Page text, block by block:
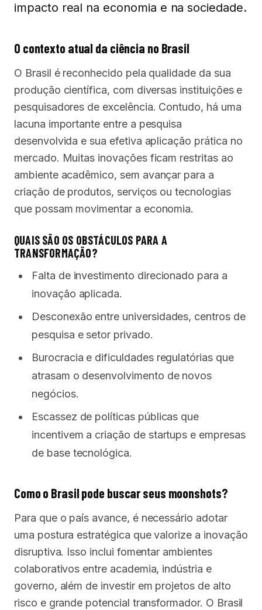
impacto real na economia e na sociedade.
O contexto atual da ciência no Brasil
O Brasil é reconhecido pela qualidade da sua
produção científica, com diversas instituições e
pesquisadores de excelência. Contudo, há uma
lacuna importante entre a pesquisa
desenvolvida e sua efetiva aplicação prática no
mercado. Muitas inovações ficam restritas ao
ambiente acadêmico, sem avançar para a
criação de produtos, serviços ou tecnologias
que possam movimentar a economia.
QUAIS SÃO OS OBSTÁCULOS PARA A
TRANSFORMAÇÃO?
Falta de investimento direcionado para a
inovação aplicada.
Desconexão entre universidades, centros de
pesquisa e setor privado.
Burocracia e dificuldades regulatórias que
atrasam o desenvolvimento de novos
negócios.
Escassez de políticas públicas que
incentivem a criação de startups e empresas
de base tecnológica.
Como o Brasil pode buscar seus moonshots?
Para que o país avance, é necessário adotar
uma postura estratégica que valorize a inovação
disruptiva. Isso inclui fomentar ambientes
colaborativos entre academia, indústria e
governo, além de investir em projetos de alto
risco e grande potencial transformador. O Brasil